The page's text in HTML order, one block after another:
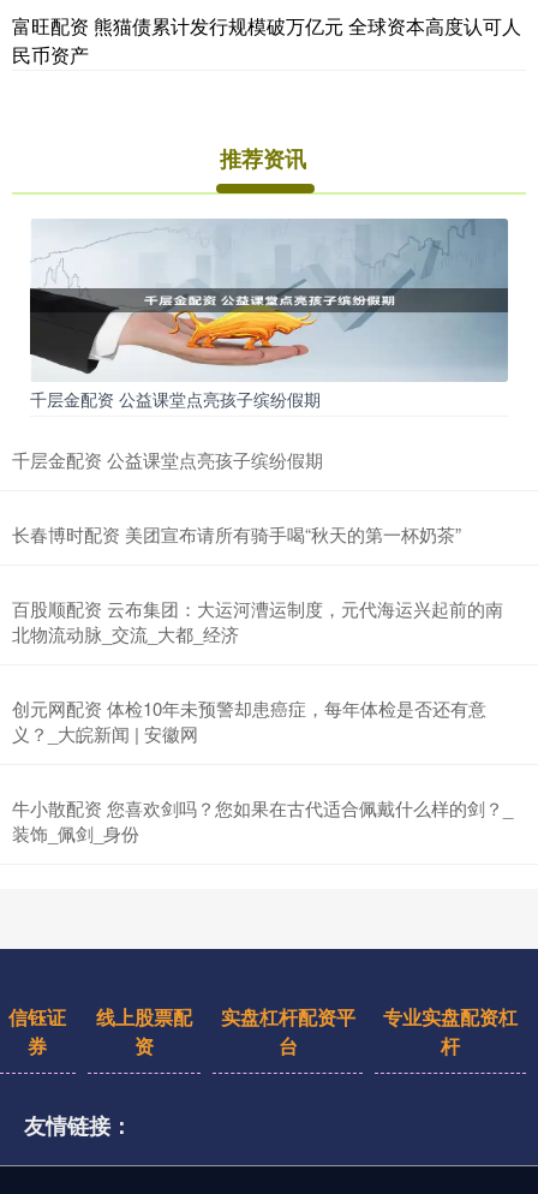
富旺配资 熊猫债累计发行规模破万亿元 全球资本高度认可人
民币资产
推荐资讯
千层金配资 公益课堂点亮孩子缤纷假期
千层金配资 公益课堂点亮孩子缤纷假期
长春博时配资 美团宣布请所有骑手喝“秋天的第一杯奶茶”
百股顺配资 云布集团：大运河漕运制度，元代海运兴起前的南
北物流动脉_交流_大都_经济
创元网配资 体检10年未预警却患癌症，每年体检是否还有意
义？_大皖新闻 | 安徽网
牛小散配资 您喜欢剑吗？您如果在古代适合佩戴什么样的剑？_
装饰_佩剑_身份
信钰证
券
线上股票配
资
实盘杠杆配资平
台
专业实盘配资杠
杆
友情链接：